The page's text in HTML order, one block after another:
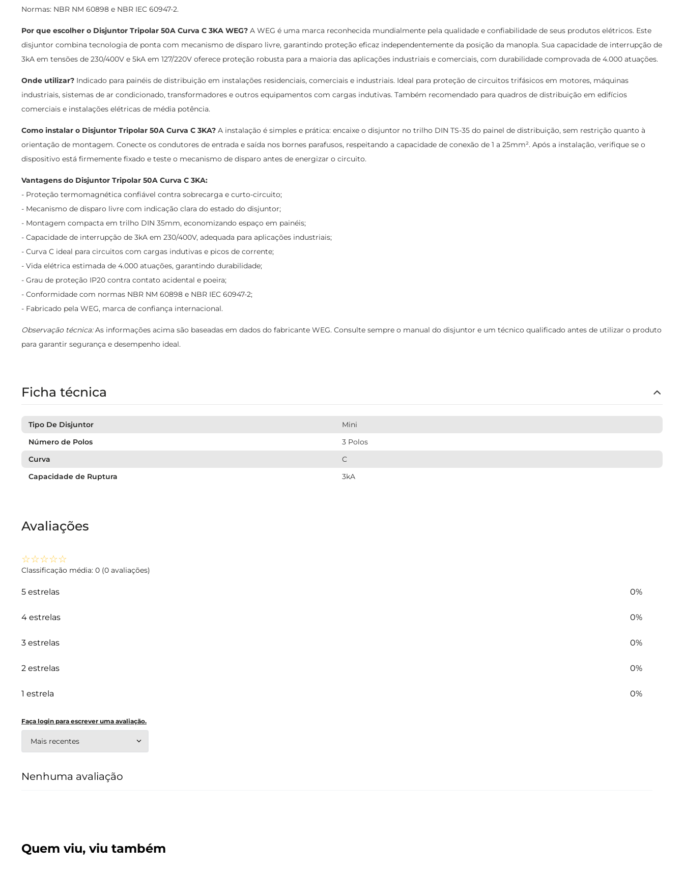
Normas: NBR NM 60898 e NBR IEC 60947-2.
Por que escolher o Disjuntor Tripolar 50A Curva C 3KA WEG? A WEG é uma marca reconhecida mundialmente pela qualidade e confiabilidade de seus produtos elétricos. Este
disjuntor combina tecnologia de ponta com mecanismo de disparo livre, garantindo proteção eficaz independentemente da posição da manopla. Sua capacidade de interrupção de
3kA em tensões de 230/400V e 5kA em 127/220V oferece proteção robusta para a maioria das aplicações industriais e comerciais, com durabilidade comprovada de 4.000 atuações.
Onde utilizar? Indicado para painéis de distribuição em instalações residenciais, comerciais e industriais. Ideal para proteção de circuitos trifásicos em motores, máquinas
industriais, sistemas de ar condicionado, transformadores e outros equipamentos com cargas indutivas. Também recomendado para quadros de distribuição em edifícios
comerciais e instalações elétricas de média potência.
Como instalar o Disjuntor Tripolar 50A Curva C 3KA? A instalação é simples e prática: encaixe o disjuntor no trilho DIN TS-35 do painel de distribuição, sem restrição quanto à
orientação de montagem. Conecte os condutores de entrada e saída nos bornes parafusos, respeitando a capacidade de conexão de 1 a 25mm². Após a instalação, verifique se o
dispositivo está firmemente fixado e teste o mecanismo de disparo antes de energizar o circuito.
Vantagens do Disjuntor Tripolar 50A Curva C 3KA:
- Proteção termomagnética confiável contra sobrecarga e curto-circuito;
- Mecanismo de disparo livre com indicação clara do estado do disjuntor;
- Montagem compacta em trilho DIN 35mm, economizando espaço em painéis;
- Capacidade de interrupção de 3kA em 230/400V, adequada para aplicações industriais;
- Curva C ideal para circuitos com cargas indutivas e picos de corrente;
- Vida elétrica estimada de 4.000 atuações, garantindo durabilidade;
- Grau de proteção IP20 contra contato acidental e poeira;
- Conformidade com normas NBR NM 60898 e NBR IEC 60947-2;
- Fabricado pela WEG, marca de confiança internacional.
Observação técnica:As informações acima são baseadas em dados do fabricante WEG. Consulte sempre o manual do disjuntor e um técnico qualificado antes de utilizar o produto
para garantir segurança e desempenho ideal.
Ficha técnica
Tipo De Disjuntor
Mini
Número de Polos
3 Polos
Curva
C
Capacidade de Ruptura
3kA
Avaliações
☆☆☆☆☆
Classificação média: 0 (0 avaliações)
5 estrelas 0%
4 estrelas 0%
3 estrelas 0%
2 estrelas 0%
1 estrela 0%
Faça login para escrever uma avaliação.
Mais recentes
Nenhuma avaliação
Quem viu, viu também